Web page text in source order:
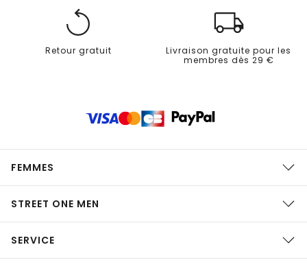
Retour gratuit
Livraison gratuite pour les
membres dès 29 €
FEMMES
STREET ONE MEN
SERVICE